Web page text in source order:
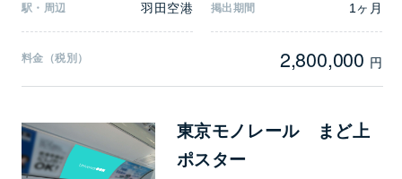
駅・周辺 羽田空港 掲出期間 1ヶ月
料金（税別） 2,800,000 円
東京モノレール まど上
ポスター